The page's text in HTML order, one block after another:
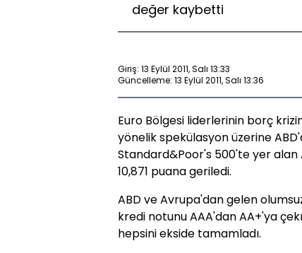
değer kaybetti
Giriş: 13 Eylül 2011, Salı 13:33
Güncelleme: 13 Eylül 2011, Salı 13:36
Euro Bölgesi liderlerinin borç
yönelik spekülasyon üzerine
Standard&Poor's 500'te yer alan
10,871 puana geriledi.
ABD ve Avrupa'dan gelen
kredi notunu AAA'dan AA+'ya
hepsini ekside tamamladı.